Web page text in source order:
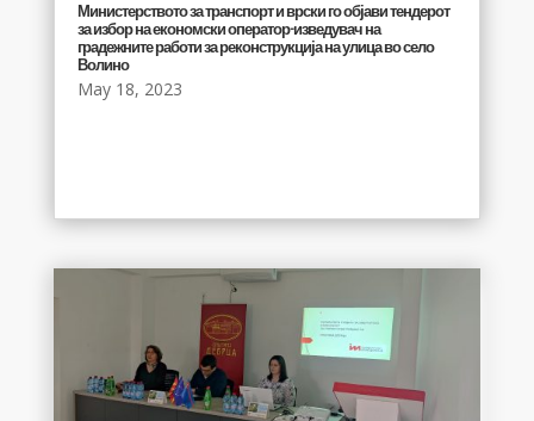
Министерството за транспорт и врски го објави тендерот
за избор на економски оператор-изведувач на
градежните работи за реконструкција на улица во село
Волино
May 18, 2023